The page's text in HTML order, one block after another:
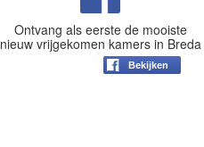
Ontvang als eerste de mooiste
nieuw vrijgekomen kamers in Breda
Bekijken